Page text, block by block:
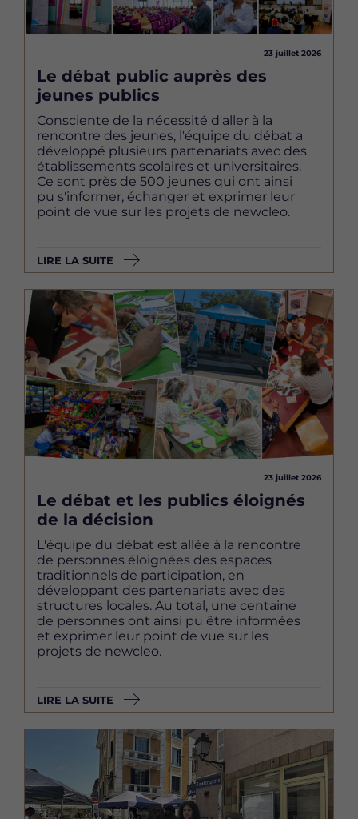
23 juillet 2026
Le débat public auprès des
jeunes publics
Consciente de la nécessité d'aller à la
rencontre des jeunes, l'équipe du débat a
développé plusieurs partenariats avec des
établissements scolaires et universitaires.
Ce sont près de 500 jeunes qui ont ainsi
pu s'informer, échanger et exprimer leur
point de vue sur les projets de newcleo.
LIRE LA SUITE
Image
23 juillet 2026
Le débat et les publics éloignés
de la décision
L'équipe du débat est allée à la rencontre
de personnes éloignées des espaces
traditionnels de participation, en
développant des partenariats avec des
structures locales. Au total, une centaine
de personnes ont ainsi pu être informées
et exprimer leur point de vue sur les
projets de newcleo.
LIRE LA SUITE